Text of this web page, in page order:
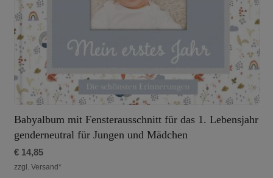
Babyalbum mit Fensterausschnitt für das 1. Lebensjahr
genderneutral für Jungen und Mädchen
€14,85
zzgl. Versand*